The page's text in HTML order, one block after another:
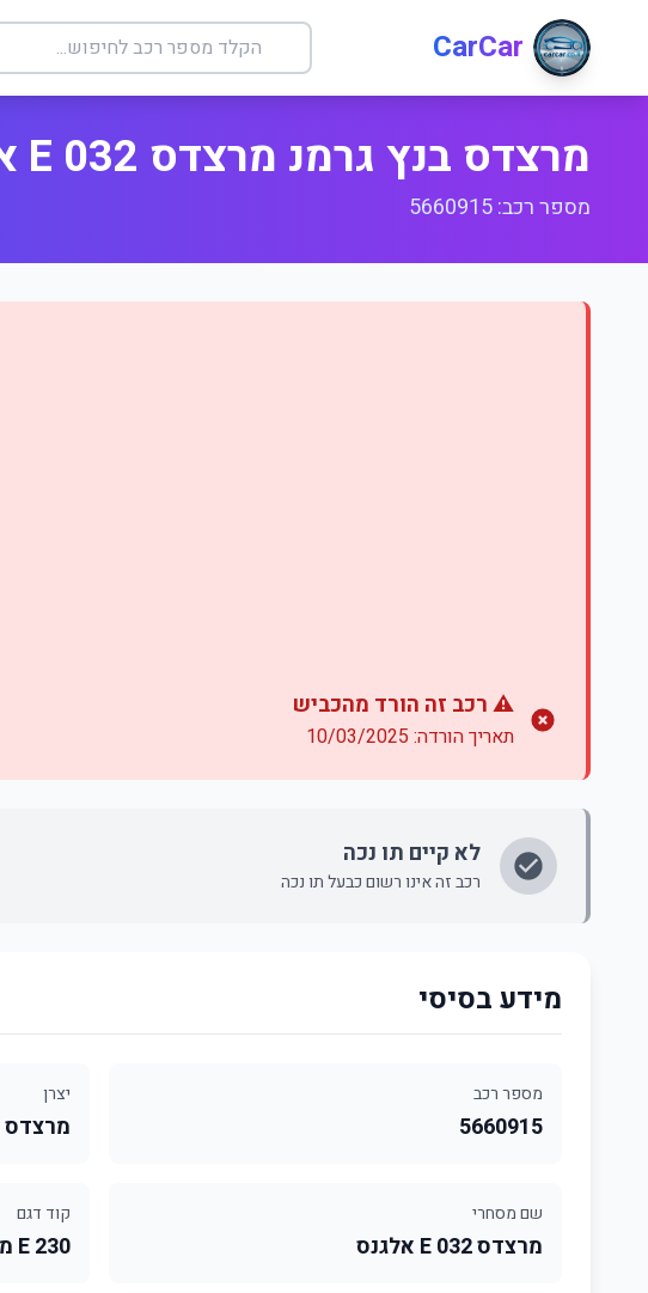
CarCar
מרצדס בנץ גרמנ מרצדס 032 E אלגנס
מספר רכב: 5660915
⚠️ רכב זה הורד מהכביש
תאריך הורדה: 10/03/2025
לא קיים תו נכה
רכב זה אינו רשום כבעל תו נכה
מידע בסיסי
מספר רכב
5660915
יצרן
מרצדס
שם מסחרי
מרצדס 032 E אלגנס
קוד דגם
E 230 מרצדס